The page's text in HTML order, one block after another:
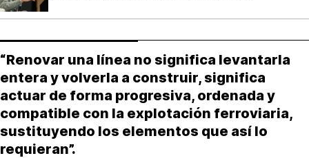
“Renovar una línea no significa levantarla
entera y volverla a construir, significa
actuar de forma progresiva, ordenada y
compatible con la explotación ferroviaria,
sustituyendo los elementos que así lo
requieran”.